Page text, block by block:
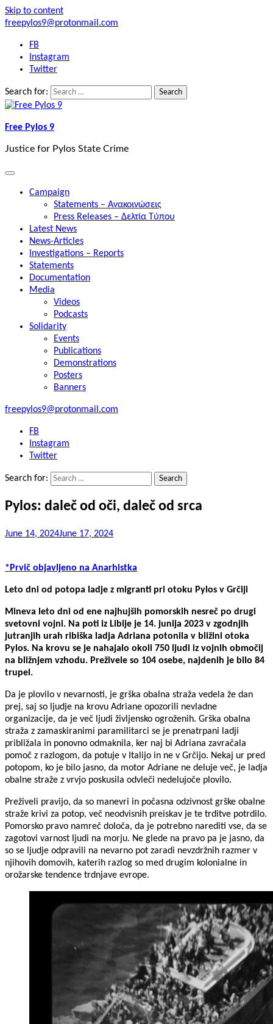
Skip to content
freepylos9@protonmail.com
FB
Instagram
Twitter
Search for:
Free Pylos 9
Justice for Pylos State Crime
Campaign
Statements – Ανακοινώσεις
Press Releases – Δελτία Τύπου
Latest News
News-Articles
Investigations – Reports
Statements
Documentation
Media
Videos
Podcasts
Solidarity
Events
Publications
Demonstrations
Posters
Banners
freepylos9@protonmail.com
FB
Instagram
Twitter
Search for:
Pylos: daleč od oči, daleč od srca
June 14, 2024June 17, 2024
*Prvič objavljeno na Anarhistka
Leto dni od potopa ladje z migranti pri otoku Pylos v Grčiji
Mineva leto dni od ene najhujših pomorskih nesreč po drugi
svetovni vojni. Na poti iz Libije je 14. junija 2023 v zgodnjih
jutranjih urah ribiška ladja Adriana potonila v bližini otoka
Pylos. Na krovu se je nahajalo okoli 750 ljudi iz vojnih območij
na bližnjem vzhodu. Preživele so 104 osebe, najdenih je bilo 84
trupel.
Da je plovilo v nevarnosti, je grška obalna straža vedela že dan
prej, saj so ljudje na krovu Adriane opozorili nevladne
organizacije, da je več ljudi življensko ogroženih. Grška obalna
straža z zamaskiranimi paramilitarci se je prenatrpani ladji
približala in ponovno odmaknila, ker naj bi Adriana zavračala
pomoč z razlogom, da potuje v Italijo in ne v Grčijo. Nekaj ur pred
potopom, ko je bilo jasno, da motor Adriane ne deluje več, je ladja
obalne straže z vrvjo poskusila odvleči nedelujoče plovilo.
Preživeli pravijo, da so manevri in počasna odzivnost grške obalne
straže krivi za potop, več neodvisnih preiskav je te trditve potrdilo.
Pomorsko pravo namreč določa, da je potrebno narediti vse, da se
zagotovi varnost ljudi na morju. Ne glede na pravo pa je jasno, da
so se ljudje odpravili na nevarno pot zaradi nevzdržnih razmer v
njihovih domovih, katerih razlog so med drugim kolonialne in
orožarske tendence trdnjave evrope.